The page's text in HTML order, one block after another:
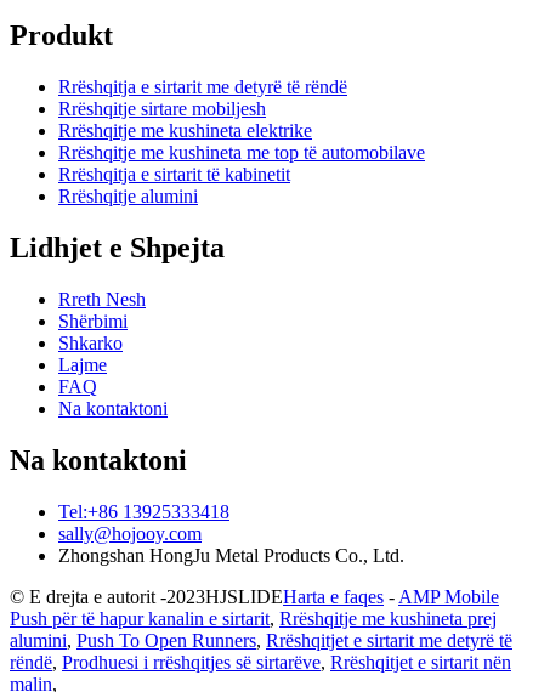
Produkt
Rrëshqitja e sirtarit me detyrë të rëndë
Rrëshqitje sirtare mobiljesh
Rrëshqitje me kushineta elektrike
Rrëshqitje me kushineta me top të automobilave
Rrëshqitja e sirtarit të kabinetit
Rrëshqitje alumini
Lidhjet e Shpejta
Rreth Nesh
Shërbimi
Shkarko
Lajme
FAQ
Na kontaktoni
Na kontaktoni
Tel:+86 13925333418
sally@hojooy.com
Zhongshan HongJu Metal Products Co., Ltd.
© E drejta e autorit -2023HJSLIDEHarta e faqes - AMP Mobile
Push për të hapur kanalin e sirtarit, Rrëshqitje me kushineta prej
alumini, Push To Open Runners, Rrëshqitjet e sirtarit me detyrë të
rëndë, Prodhuesi i rrëshqitjes së sirtarëve, Rrëshqitjet e sirtarit nën
malin,